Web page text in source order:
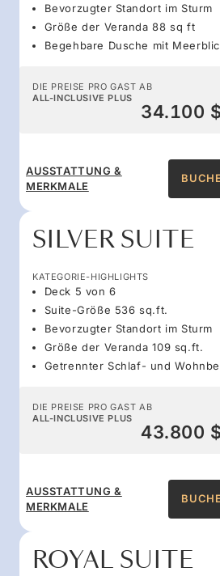
Bevorzugter Standort im Sturm
Größe der Veranda 88 sq ft
Begehbare Dusche mit
DIE PREISE PRO GAST AB
ALL-INCLUSIVE PLUS
34.100
AUSSTATTUNG &
MERKMALE
SILVER SUITE
KATEGORIE-HIGHLIGHTS
Deck 5 von 6
Suite-Größe 536 sq.ft.
Bevorzugter Standort im Sturm
Größe der Veranda 109 sq.ft.
Getrennter Schlaf- und
DIE PREISE PRO GAST AB
ALL-INCLUSIVE PLUS
43.800
AUSSTATTUNG &
MERKMALE
ROYAL SUITE